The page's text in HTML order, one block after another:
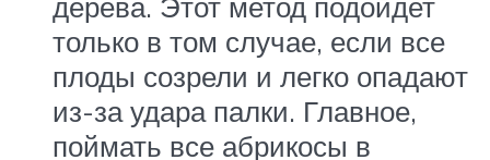
только в том случае, если все
плоды созрели и легко опадают
из-за удара палки. Главное,
поймать все абрикосы в